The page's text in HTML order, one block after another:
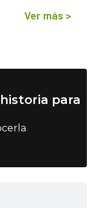
Ver más >
para